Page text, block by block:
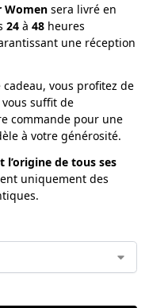
Women sera livré en
24 à 48 heures
une réception
vous profitez de
suffit de
commande pour une
à votre générosité.
l’origine de tous ses
uniquement des